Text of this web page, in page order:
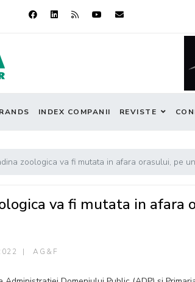
INDEX COMPANII REVISTE
zoologica va fi mutata in afara orasului, pe
va fi mutata in afara
AG&F